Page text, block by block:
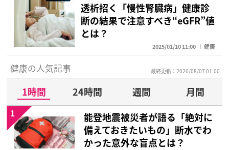
透析招く「慢性腎臓病」健康診
断の結果で注意すべき“eGFR”値
とは？
2025/01/10 11:00 健康
健康の人気記事 最終更新：2026/08/07 01:00
1時間 24時間 週間
月間
能登地震被災者が語る「絶対に
備えておきたいもの」断水でわ
かった意外な盲点とは？
1